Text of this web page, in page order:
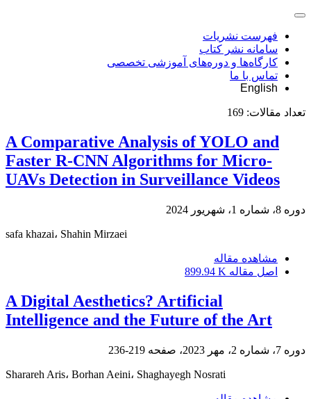
فهرست نشریات
سامانه نشر کتاب
کارگاه‌ها و دوره‌های آموزشی تخصصی
تماس با ما
English
تعداد مقالات: 169
A Comparative Analysis of YOLO and
Faster R-CNN Algorithms for Micro-
UAVs Detection in Surveillance Videos
دوره 8، شماره 1، شهریور 2024
safa khazai، Shahin Mirzaei
مشاهده مقاله
اصل مقاله 899.94 K
A Digital Aesthetics? Artificial
Intelligence and the Future of the Art
دوره 7، شماره 2، مهر 2023، صفحه 219-236
Sharareh Aris، Borhan Aeini، Shaghayegh Nosrati